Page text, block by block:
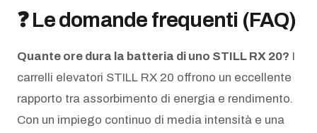
❓ Le domande frequenti (FAQ)
Quante ore dura la batteria di uno STILL RX 20? I
carrelli elevatori STILL RX 20 offrono un eccellente
rapporto tra assorbimento di energia e rendimento.
Con un impiego continuo di media intensità e una